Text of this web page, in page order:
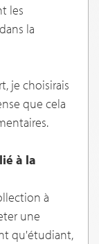
les
la
je choisirais
que cela
à la
à
une
qu'étudiant,